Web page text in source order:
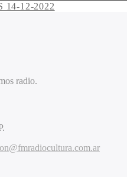
14-12-2022
radio.